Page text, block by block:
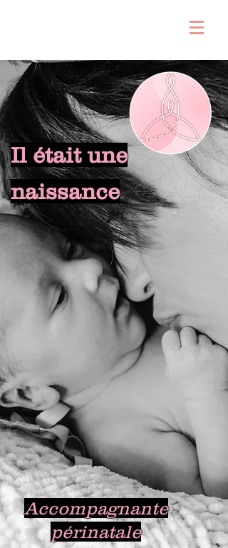
Il était une
naissance
Accompagnante
périnatale